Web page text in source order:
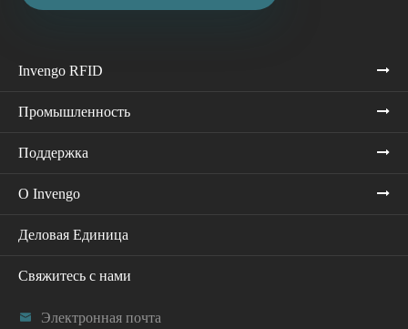
Invengo RFID
Промышленность
Поддержка
О Invengo
Деловая Единица
Свяжитесь с нами

Электронная почта